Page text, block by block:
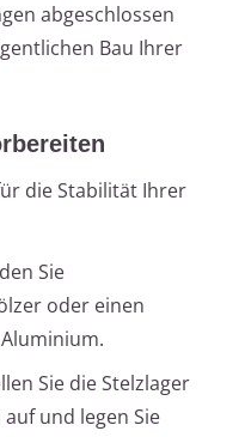
abgeschlossen
Bau Ihrer
die Stabilität Ihrer
Sie
oder einen
Sie die Stelzlager
und legen Sie